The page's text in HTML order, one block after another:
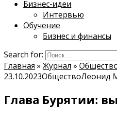
Бизнес-идеи
Интервью
Обучение
Бизнес и финансы
Search for:
Главная » Журнал »
23.10.2023ОбществоЛеонид
Глава Бурятии: